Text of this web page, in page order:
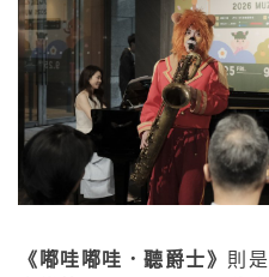
《嘟哇嘟哇．聽爵士》 則是